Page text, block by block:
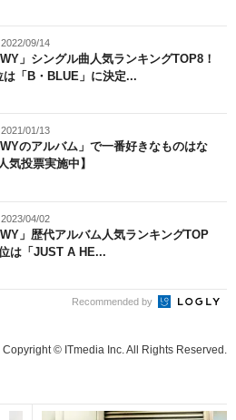
09/14
」シングル曲人気ランキングTOP8！
「B・BLUE」に決定...
01/13
のアルバム」で一番好きなものはな
気投票実施中】
04/02
」歴代アルバム人気ランキングTOP
は「JUST A HE...
Recommended by
Copyright © ITmedia Inc. All Rights Reserved.